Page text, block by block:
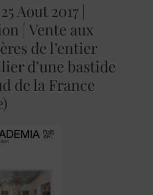
Aout 2017 |
| Vente aux
de l’entier
d’une bastide
de la France